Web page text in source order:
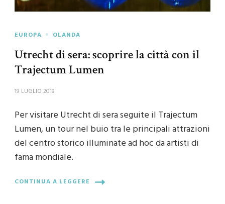
EUROPA OLANDA
Utrecht di sera: scoprire la città con il
Trajectum Lumen
19 LUGLIO 2019
Per visitare Utrecht di sera seguite il Trajectum
Lumen, un tour nel buio tra le principali attrazioni
del centro storico illuminate ad hoc da artisti di
fama mondiale.
CONTINUA A LEGGERE